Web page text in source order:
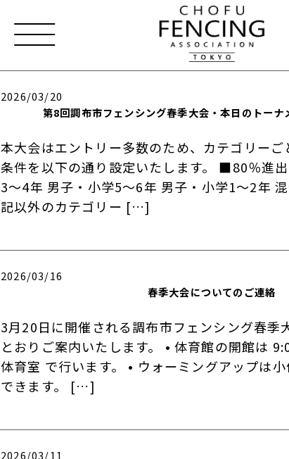
2026/03/20
第8回調布市フェンシング春季大会・本日のトーナ
本大会はエントリー多数のため、カテゴリー
条件を以下の通り設定いたします。 ■80％進
3〜4年 男子・小学5〜6年 男子・小学1〜2年
記以外のカテゴリー […]
2026/03/16
春季大会についてのご連絡
3月20日に開催される調布市フェンシング春季
とおりご案内いたします。 • 体育館の開館は
体育室 で行います。 • ウォーミングアップは
できます。 […]
2026/03/11